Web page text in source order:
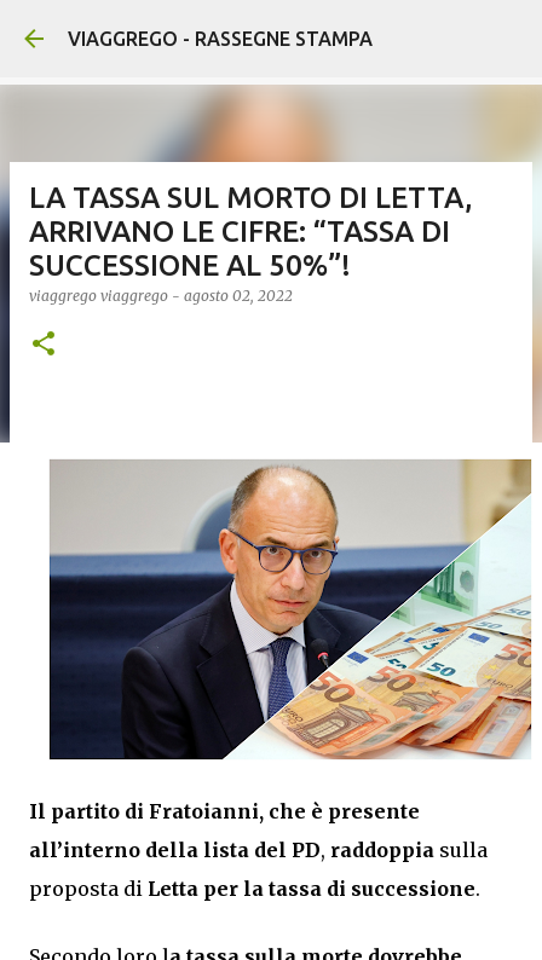
Passa ai contenuti principali
VIAGGREGO - RASSEGNE STAMPA
LA TASSA SUL MORTO DI LETTA,
ARRIVANO LE CIFRE: “TASSA DI
SUCCESSIONE AL 50%”!
viaggrego viaggrego - agosto 02, 2022
Il partito di Fratoianni, che è presente
all’interno della lista del PD, raddoppia sulla
proposta di Letta per la tassa di successione.